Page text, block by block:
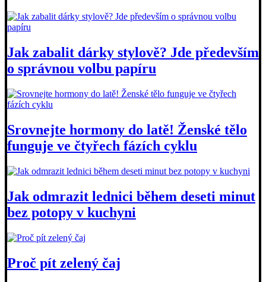
Jak zabalit dárky stylově? Jde především
o správnou volbu papíru
Srovnejte hormony do latě! Ženské tělo
funguje ve čtyřech fázích cyklu
Jak odmrazit lednici během deseti minut
bez potopy v kuchyni
Proč pít zelený čaj